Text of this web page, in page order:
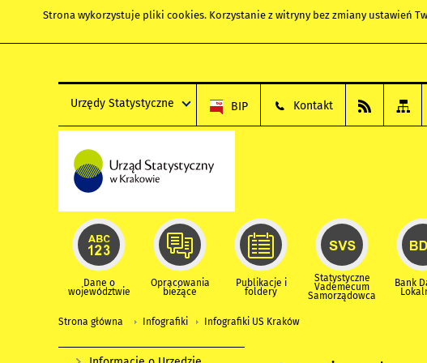
Strona wykorzystuje pliki cookies. Korzystanie z witryny bez zmiany ustawień
Urzędy Statystyczne BIP Kontakt
Dane o
województwie
Opracowania
bieżące
Publikacje i
foldery
Statystyczne
Vademecum
Samorządowca
Bank
Strona główna Infografiki Infografiki US Kraków